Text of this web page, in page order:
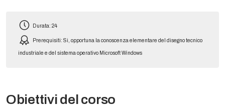
Durata: 24
Prerequisiti: Si, opportuna la conoscenza elementare del disegno tecnico
industriale e del sistema operativo Microsoft Windows
Obiettivi del corso